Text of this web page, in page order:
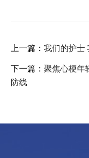
上一篇：我们的护士
下一篇：聚焦心梗年
防线